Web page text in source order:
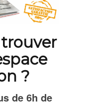
?
de 6h de